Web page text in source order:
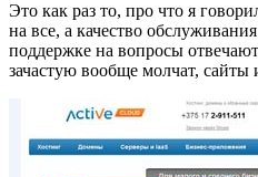
Это как раз то, про что я
на все, а качество
поддержке на вопросы
зачастую вообще молчат, сайты